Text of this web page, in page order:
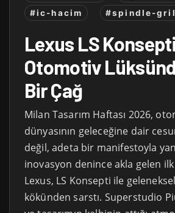
#ic-hacim
#spindle-
Lexus LS
Otomotiv
Bir Çağ
Milan Tasarım Haftası 2026,
dünyasının geleceğine dair
değil, adeta bir manifestoyla
inovasyon denince akla gelen
Lexus, LS Konsepti ile geleneksel
kökünden sarstı. Superstudio